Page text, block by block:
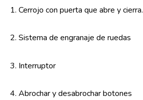
1. Cerrojo con puerta que abre y cierra.
2. Sistema de engranaje de ruedas
3. Interruptor
4. Abrochar y desabrochar botones